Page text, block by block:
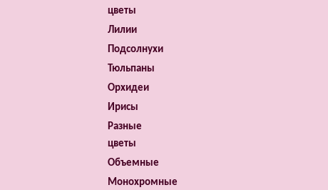
цветы
Лилии
Подсолнухи
Тюльпаны
Орхидеи
Ирисы
Разные
цветы
Объемные
Монохромные